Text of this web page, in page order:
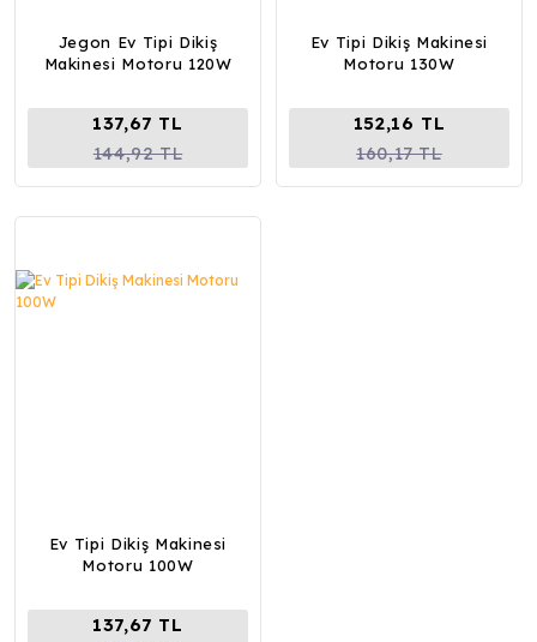
Jegon Ev Tipi Dikiş
Makinesi Motoru 120W
137,67 TL
144,92 TL
Ev Tipi Dikiş Makinesi
Motoru 130W
152,16 TL
160,17 TL
Ev Tipi Dikiş Makinesi
Motoru 100W
137,67 TL